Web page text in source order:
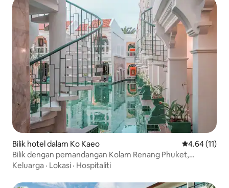
Bilik hotel dalam Ko Kaeo Penarafan
4.64 (11)
Bilik dengan pemandangan Kolam Renang Phuket,
Thailand
Keluarga · Lokasi · Hospitaliti